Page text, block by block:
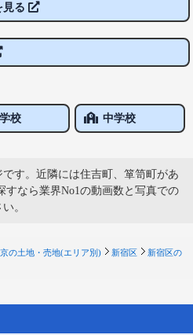
見る
校 中学校
す。近隣には住吉町、箪笥町があ
すなら業界No1の動画数と写真での
。
の土地・売地(エリア別) 新宿区
新宿区の